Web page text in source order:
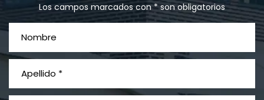
Los campos marcados con * son obligatorios